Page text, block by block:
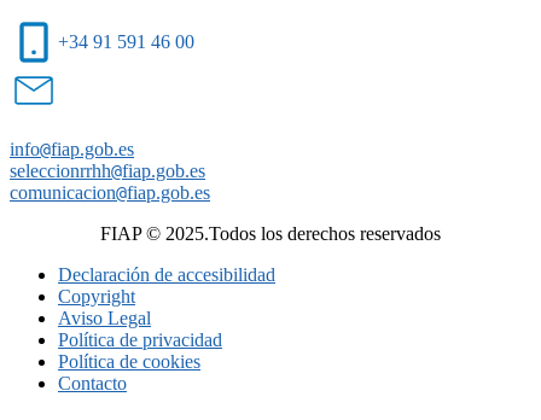
+34 91 591 46 00
info@fiap.gob.es
seleccionrrhh@fiap.gob.es
comunicacion@fiap.gob.es
FIAP © 2025.Todos los derechos reservados
Declaración de accesibilidad
Copyright
Aviso Legal
Política de privacidad
Política de cookies
Contacto